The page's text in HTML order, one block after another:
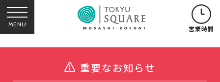
MENU 営業時間
重要なお知らせ